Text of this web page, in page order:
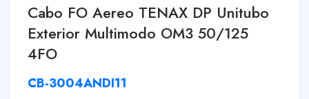
Cabo FO Aereo TENAX DP Unitubo
Exterior Multimodo OM3 50/125
4FO
CB-3004ANDI11